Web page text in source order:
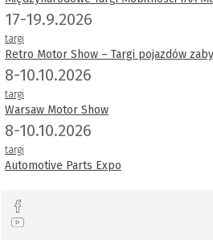
17-19.9.2026
targi
Retro Motor Show – Targi pojazdów
8-10.10.2026
targi
Warsaw Motor Show
8-10.10.2026
targi
Automotive Parts Expo